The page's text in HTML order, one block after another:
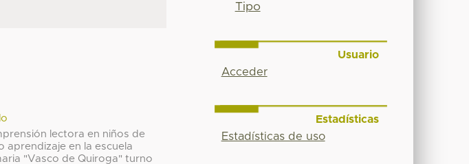
lectora en niños de
aprendizaje en la escuela
"Vasco de Quiroga" turno
Tipo
Usuario
Acceder
Estadísticas
Estadísticas de uso